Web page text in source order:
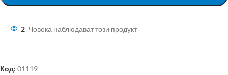
2 Човека наблюдават този продукт
Код: 01119